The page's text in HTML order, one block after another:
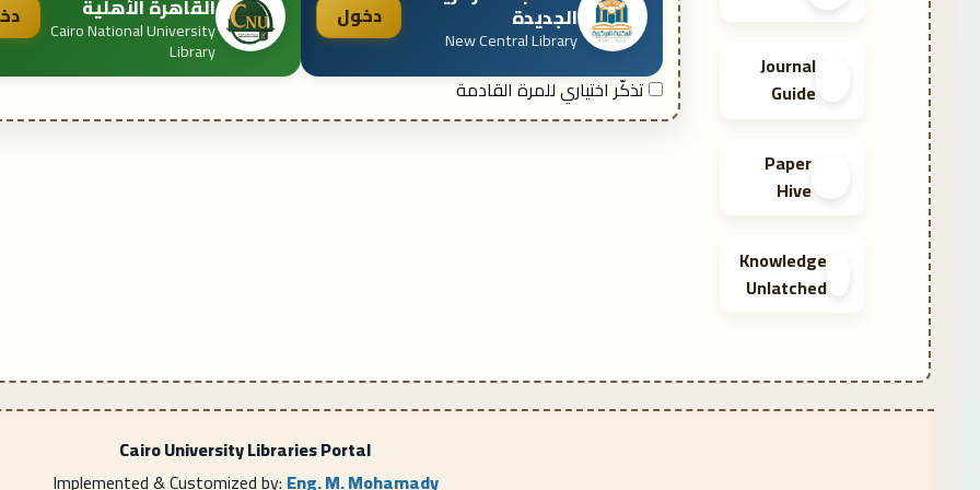
Journal
Guide
Paper
Hive
Knowledge
Unlatched
الجديدة
New Central Library
دخول القاهرة الأهلية
Cairo National University
Library
تذكّر اختياري للمرة القادمة
Cairo University Libraries Portal
Implemented & Customized by: Eng. M. Mohamady